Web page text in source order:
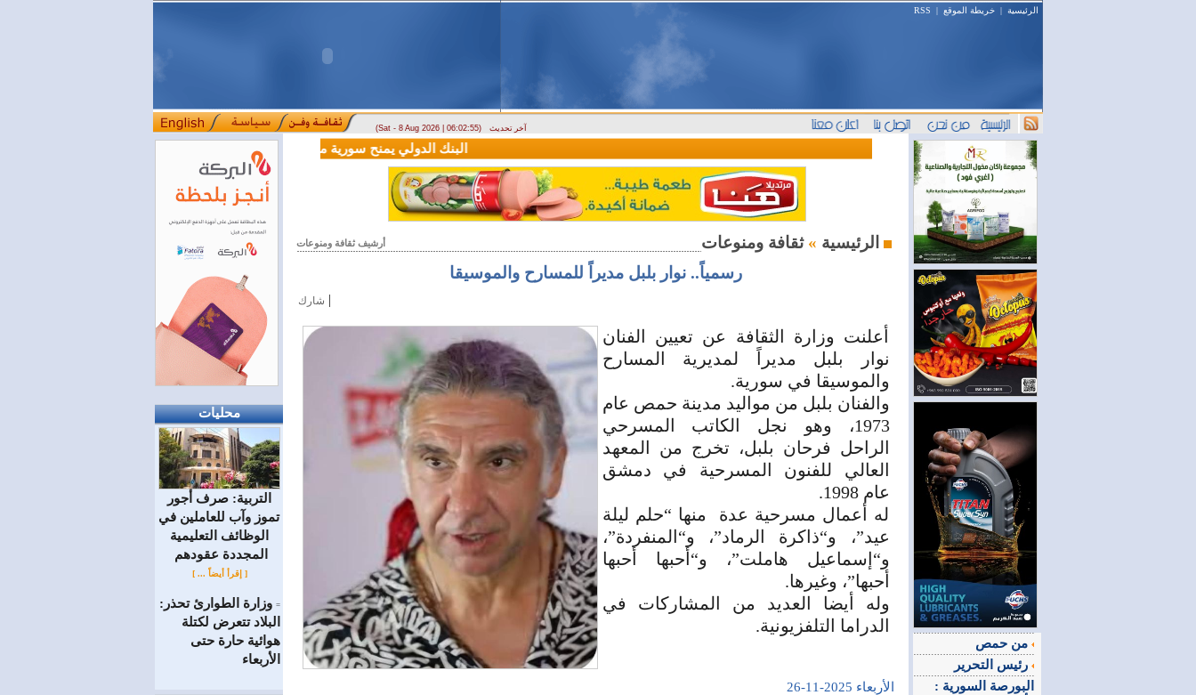
الرئيسية | خريطة الموقع |
RSS
(Sat - 8 Aug 2026 | 06:02:55) آخر تحديث
محليات
التربية: صرف أجور
تموز وآب للعاملين في
الوظائف ‏التعليمية
المجددة عقودهم ‏
[ إقرأ أيضاً ... ]
= وزارة الطوارئ تحذر:
البلاد تتعرض لكتلة
هوائية حارة حتى
الأربعاء
البنك الدولي يمنح سورية منحة مالية بقيمة 100 مليون دولار لدعم إصلاحات القطاع المالي
أرشيف ثقافة ومنوعات الرئيسية »
رسمياً.. نوار بلبل مديراً للمسارح والموسيقا
شارك |
أعلنت وزارة الثقافة عن تعيين الفنان
نوار بلبل مديراً لمديرية المسارح
والموسيقا في سورية.
والفنان بلبل من مواليد مدينة حمص عام
1973، وهو نجل الكاتب المسرحي
الراحل فرحان بلبل، تخرج من المعهد
العالي للفنون المسرحية في دمشق
عام 1998.
له أعمال مسرحية عدة منها “حلم ليلة
عيد”، و“ذاكرة الرماد”، و“المنفردة”،
و“إسماعيل هاملت”، و“أحبها أحبها
أحبها”، وغيرها.
وله أيضا العديد من المشاركات في
الدراما التلفزيونية.
الأربعاء 2025-11-26
البورصة السورية :